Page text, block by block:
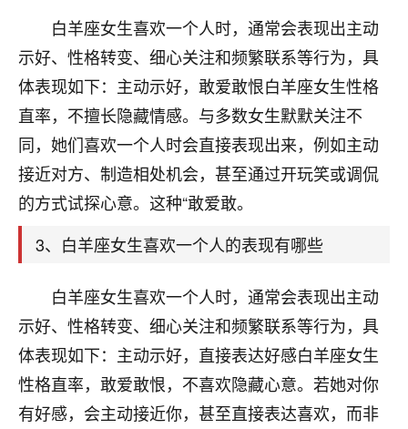
白羊座女生喜欢一个人时，通常会表现出主动
示好、性格转变、细心关注和频繁联系等行为，具
体表现如下：主动示好，敢爱敢恨白羊座女生性格
直率，不擅长隐藏情感。与多数女生默默关注不
同，她们喜欢一个人时会直接表现出来，例如主动
接近对方、制造相处机会，甚至通过开玩笑或调侃
的方式试探心意。这种“敢爱敢。
3、白羊座女生喜欢一个人的表现有哪些
白羊座女生喜欢一个人时，通常会表现出主动
示好、性格转变、细心关注和频繁联系等行为，具
体表现如下：主动示好，直接表达好感白羊座女生
性格直率，敢爱敢恨，不喜欢隐藏心意。若她对你
有好感，会主动接近你，甚至直接表达喜欢，而非
17分钟前 来自湖北 19
心若莲花
我是做餐饮的，这两年，生意屡屡受挫，店开一家关
一家，要么生意不好，生意好的就出事。前些年攒的
家底快败光了，真是倒霉！我也想找人看看到底怎么
回事？
鹿森：你可以找老师看看，人有时不服命不行
太阳当空赵：我也做餐饮的，生意不算大，但
址、风水、还有开业日子，哪哪都看了，虽然
大环境不好，但是我家生意还可以，前几天又
刚找老师做了补财库，希望财运更好一点！
2小时前 来自海南 18
梦醒时分